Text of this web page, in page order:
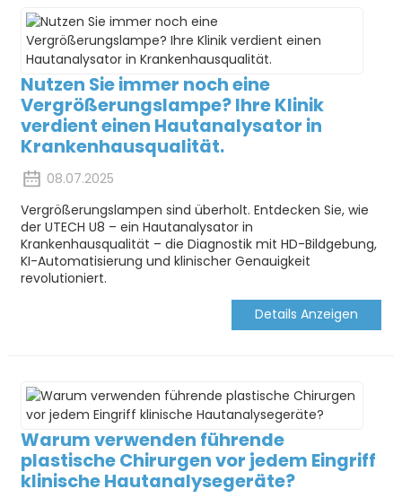
Nutzen Sie immer noch eine
Vergrößerungslampe? Ihre Klinik
verdient einen Hautanalysator in
Krankenhausqualität.
08.07.2025
Vergrößerungslampen sind überholt. Entdecken Sie, wie
der UTECH U8 – ein Hautanalysator in
Krankenhausqualität – die Diagnostik mit HD-Bildgebung,
KI-Automatisierung und klinischer Genauigkeit
revolutioniert.
Details Anzeigen
Warum verwenden führende
plastische Chirurgen vor jedem Eingriff
klinische Hautanalysegeräte?